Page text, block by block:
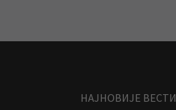
НАЈНОВИЈЕ ВЕСТИ